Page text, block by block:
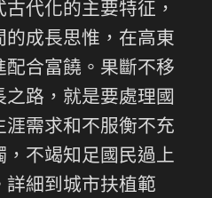
代化的主要特征，
的成長思惟，在高東
配合富饒。果斷不移
路，就是要處理國
涯需求和不服衡不充
，不竭知足國民過上
詳細到城市扶植範